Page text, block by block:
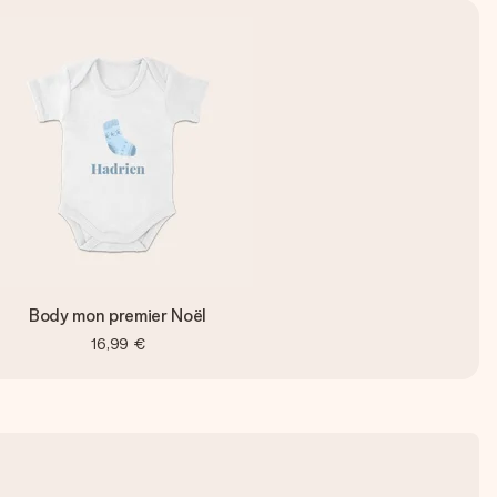
Body mon premier Noël
16,99 €